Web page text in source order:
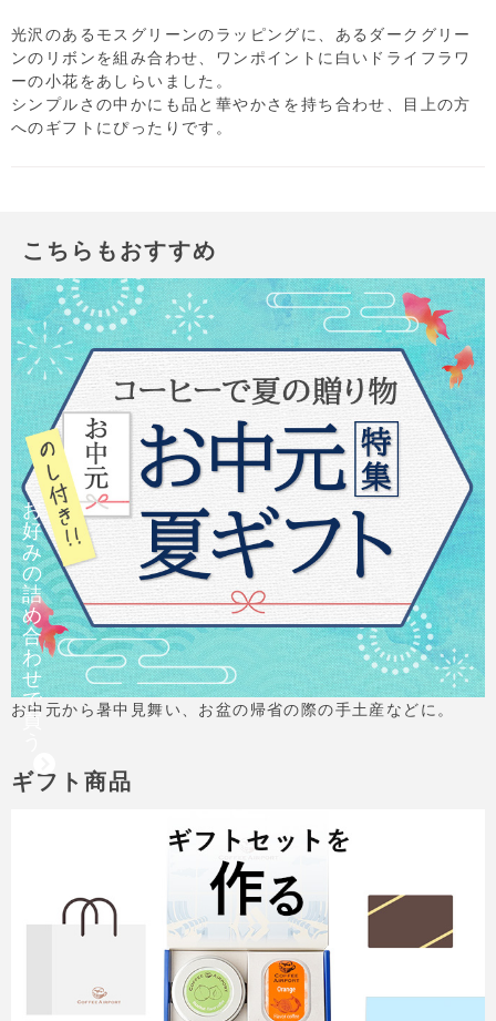
光沢のあるモスグリーンのラッピングに、あるダークグリー
ンのリボンを組み合わせ、ワンポイントに白いドライフラワ
ーの小花をあしらいました。
シンプルさの中かにも品と華やかさを持ち合わせ、目上の方
へのギフトにぴったりです。
こちらもおすすめ
お中元から暑中見舞い、お盆の帰省の際の手土産などに。
ギフト商品
お
好
み
の
詰
め
合
わ
せ
で
買